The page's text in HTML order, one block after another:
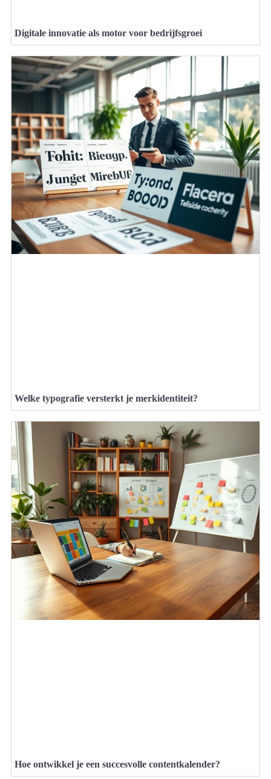
Digitale innovatie als motor voor bedrijfsgroei
Welke typografie versterkt je merkidentiteit?
Hoe ontwikkel je een succesvolle contentkalender?